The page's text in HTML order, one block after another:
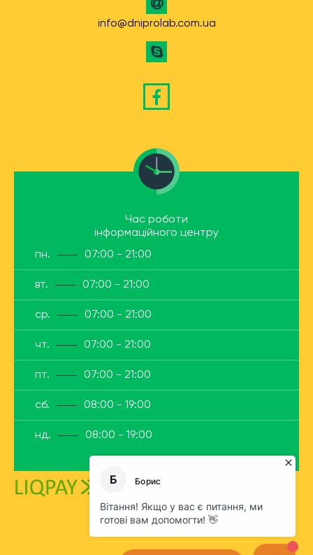
info@dniprolab.com.ua
Час роботи
інформаційного центру
пн.
07:00 - 21:00
вт. 07:00 - 21:00
ср. 07:00 - 21:00
чт. 07:00 - 21:00
пт. 07:00 - 21:00
сб. 08:00 - 19:00
нд. 08:00 - 19:00